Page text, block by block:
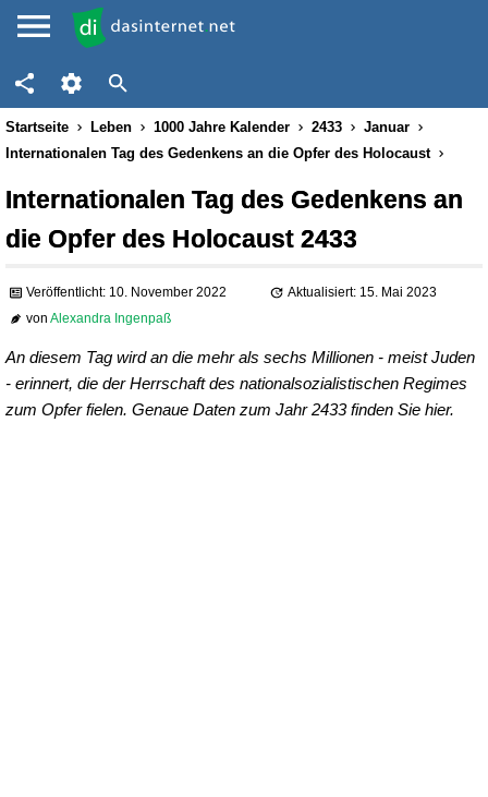
Startseite Leben 1000 Jahre Kalender 2433
Januar
Internationalen Tag des Gedenkens an die Opfer des Holocaust
Internationalen Tag des Gedenkens an
die Opfer des Holocaust 2433
Veröffentlicht: 10. November 2022
Aktualisiert: 15. Mai 2023
vonAlexandra Ingenpaß
An diesem Tag wird an die mehr als sechs Millionen - meist Juden
- erinnert, die der Herrschaft des nationalsozialistischen Regimes
zum Opfer fielen. Genaue Daten zum Jahr 2433 finden Sie hier.